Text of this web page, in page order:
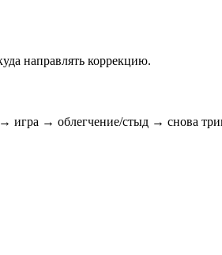
направлять коррекцию.
игра → облегчение/стыд → снова